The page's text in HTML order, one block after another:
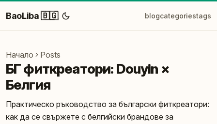
BaoLiba 🇧🇬 blogcategoriestags
Начало Posts
БГ фиткреатори: Douyin ×
Белгия
Практическо ръководство за български фиткреатори:
как да се свържете с белгийски брандове за